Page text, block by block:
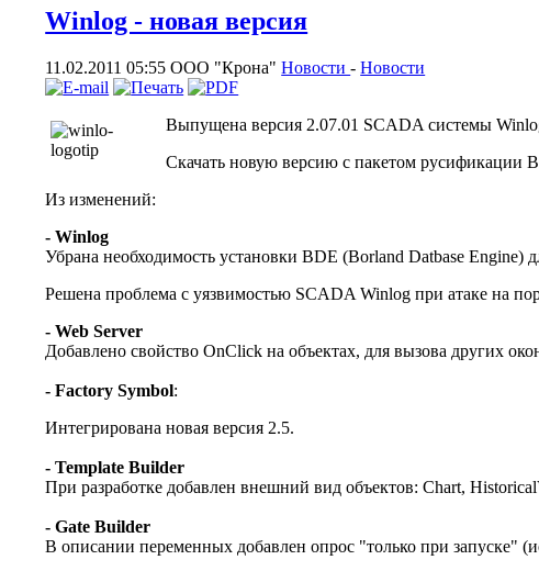
Winlog - новая версия
11.02.2011 05:55ООО "Крона"Новости-Новости
Выпущена версия 2.07.01 SCADA системы
Скачать новую версию с пакетом
Из изменений:
- Winlog
Убрана необходимость установки BDE (Borland Datbase
Решена проблема с уязвимостью SCADA Winlog при атаке на
- Web Server
Добавлено свойство OnClick на объектах, для вызова других
- Factory Symbol:
Интегрирована новая версия 2.5.
- Template Builder
При разработке добавлен внешний вид объектов: Chart,
- Gate Builder
В описании переменных добавлен опрос "только при запуске"